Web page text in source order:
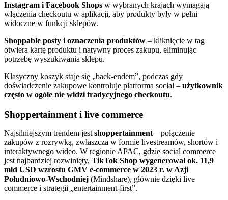
Instagram i Facebook Shops w wybranych krajach wymagają
włączenia checkoutu w aplikacji, aby produkty były w pełni
widoczne w funkcji sklepów.
Shoppable posty i oznaczenia produktów – kliknięcie w tag
otwiera kartę produktu i natywny proces zakupu, eliminując
potrzebę wyszukiwania sklepu.
Klasyczny koszyk staje się „back-endem”, podczas gdy
doświadczenie zakupowe kontroluje platforma social – użytkownik
często w ogóle nie widzi tradycyjnego checkoutu.
Shoppertainment i live commerce
Najsilniejszym trendem jest shoppertainment – połączenie
zakupów z rozrywką, zwłaszcza w formie livestreamów, shortów i
interaktywnego wideo. W regionie APAC, gdzie social commerce
jest najbardziej rozwinięty, TikTok Shop wygenerował ok. 11,9
mld USD wzrostu GMV e-commerce w 2023 r. w Azji
Południowo-Wschodniej (Mindshare), głównie dzięki live
commerce i strategii „entertainment-first”.